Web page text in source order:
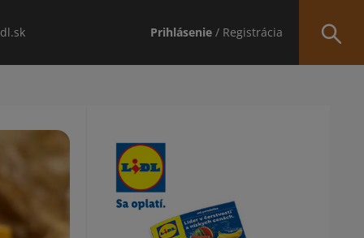
Prihlásenie / Registrácia
Obsah bočného panela